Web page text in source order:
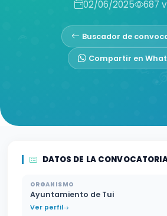
02/06/2025 687
Buscador de
Compartir en
DATOS DE LA
ORGANISMO
Ayuntamiento de Tui
Ver perfil